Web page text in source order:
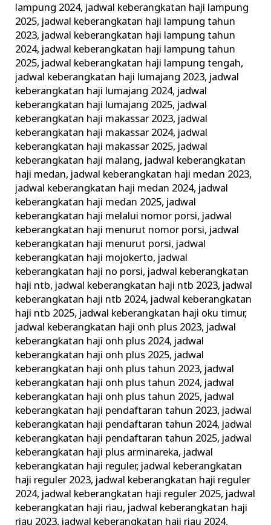
lampung 2024, jadwal keberangkatan haji lampung
2025, jadwal keberangkatan haji lampung tahun
2023, jadwal keberangkatan haji lampung tahun
2024, jadwal keberangkatan haji lampung tahun
2025, jadwal keberangkatan haji lampung tengah,
jadwal keberangkatan haji lumajang 2023, jadwal
keberangkatan haji lumajang 2024, jadwal
keberangkatan haji lumajang 2025, jadwal
keberangkatan haji makassar 2023, jadwal
keberangkatan haji makassar 2024, jadwal
keberangkatan haji makassar 2025, jadwal
keberangkatan haji malang, jadwal keberangkatan
haji medan, jadwal keberangkatan haji medan 2023,
jadwal keberangkatan haji medan 2024, jadwal
keberangkatan haji medan 2025, jadwal
keberangkatan haji melalui nomor porsi, jadwal
keberangkatan haji menurut nomor porsi, jadwal
keberangkatan haji menurut porsi, jadwal
keberangkatan haji mojokerto, jadwal
keberangkatan haji no porsi, jadwal keberangkatan
haji ntb, jadwal keberangkatan haji ntb 2023, jadwal
keberangkatan haji ntb 2024, jadwal keberangkatan
haji ntb 2025, jadwal keberangkatan haji oku timur,
jadwal keberangkatan haji onh plus 2023, jadwal
keberangkatan haji onh plus 2024, jadwal
keberangkatan haji onh plus 2025, jadwal
keberangkatan haji onh plus tahun 2023, jadwal
keberangkatan haji onh plus tahun 2024, jadwal
keberangkatan haji onh plus tahun 2025, jadwal
keberangkatan haji pendaftaran tahun 2023, jadwal
keberangkatan haji pendaftaran tahun 2024, jadwal
keberangkatan haji pendaftaran tahun 2025, jadwal
keberangkatan haji plus arminareka, jadwal
keberangkatan haji reguler, jadwal keberangkatan
haji reguler 2023, jadwal keberangkatan haji reguler
2024, jadwal keberangkatan haji reguler 2025, jadwal
keberangkatan haji riau, jadwal keberangkatan haji